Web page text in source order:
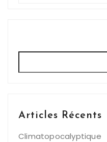
Articles Récents
Climatopocalyptique